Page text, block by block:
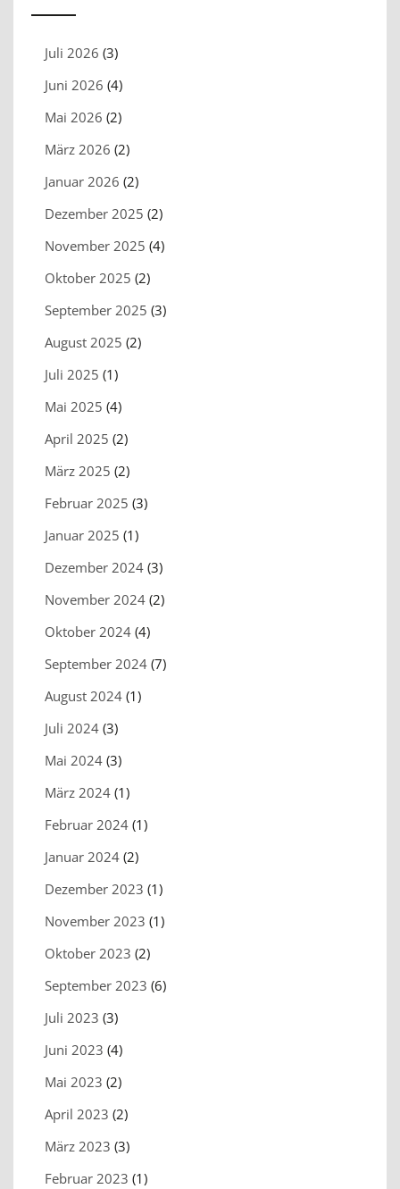
Juli 2026 (3)
Juni 2026 (4)
Mai 2026 (2)
März 2026 (2)
Januar 2026 (2)
Dezember 2025 (2)
November 2025 (4)
Oktober 2025 (2)
September 2025 (3)
August 2025 (2)
Juli 2025 (1)
Mai 2025 (4)
April 2025 (2)
März 2025 (2)
Februar 2025 (3)
Januar 2025 (1)
Dezember 2024 (3)
November 2024 (2)
Oktober 2024 (4)
September 2024 (7)
August 2024 (1)
Juli 2024 (3)
Mai 2024 (3)
März 2024 (1)
Februar 2024 (1)
Januar 2024 (2)
Dezember 2023 (1)
November 2023 (1)
Oktober 2023 (2)
September 2023 (6)
Juli 2023 (3)
Juni 2023 (4)
Mai 2023 (2)
April 2023 (2)
März 2023 (3)
Februar 2023 (1)